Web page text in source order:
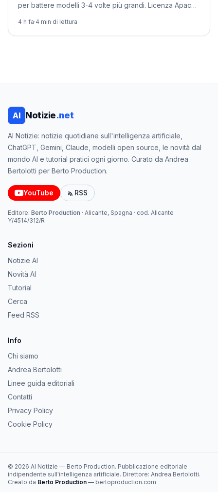
per battere modelli 3-4 volte più grandi. Licenza Apache
4 h fa·4 min di lettura
AI Notizie.net
AI Notizie: notizie quotidiane sull'intelligenza artificiale,
ChatGPT, Gemini, Claude, modelli open source, le novità dal
mondo AI e tutorial pratici ogni giorno. Curato da Andrea
Bertolotti per Berto Production.
YouTube RSS
Editore: Berto Production · Alicante, Spagna · cod. Alicante
Y/4514/312/R
Sezioni
Notizie AI
Novità AI
Tutorial
Cerca
Feed RSS
Info
Chi siamo
Andrea Bertolotti
Linee guida editoriali
Contatti
Privacy Policy
Cookie Policy
© 2026 AI Notizie — Berto Production. Pubblicazione editoriale
indipendente sull'intelligenza artificiale. Direttore: Andrea Bertolotti.
Creato da Berto Production — bertoproduction.com